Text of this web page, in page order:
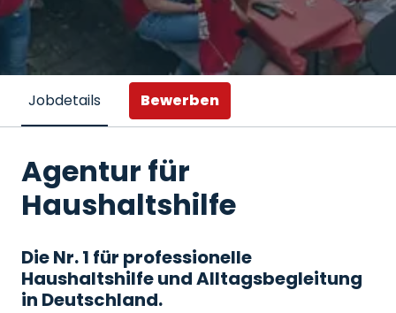
Jobdetails Bewerben
Agentur für
Haushaltshilfe
Die Nr. 1 für professionelle
Haushaltshilfe und Alltagsbegleitung
in Deutschland.